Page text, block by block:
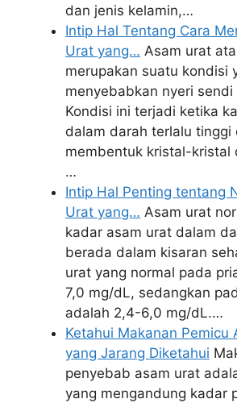
dan jenis kelamin,…
Intip Hal Tentang Cara
Urat yang… Asam urat
merupakan suatu kondisi
menyebabkan nyeri sendi
Kondisi ini terjadi ketika
dalam darah terlalu tinggi
membentuk kristal-kristal
…
Intip Hal Penting tentang
Urat yang… Asam urat
kadar asam urat dalam
berada dalam kisaran
urat yang normal pada
7,0 mg/dL, sedangkan
adalah 2,4-6,0 mg/dL.…
Ketahui Makanan Pemicu
yang Jarang Diketahui
penyebab asam urat
yang mengandung kadar